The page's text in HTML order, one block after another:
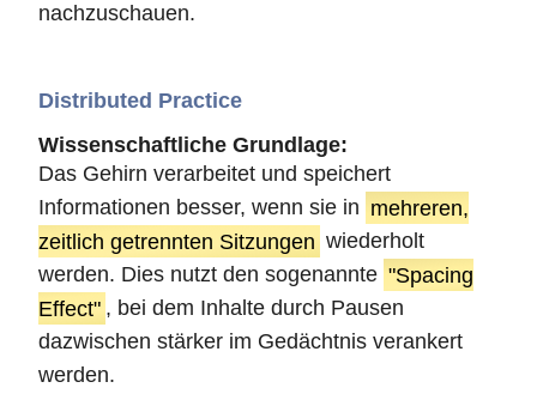
nachzuschauen.
Distributed Practice
Wissenschaftliche Grundlage:
Das Gehirn verarbeitet und speichert
Informationen besser, wenn sie in mehreren,
zeitlich getrennten Sitzungen wiederholt
werden. Dies nutzt den sogenannte "Spacing
Effect" , bei dem Inhalte durch Pausen
dazwischen stärker im Gedächtnis verankert
werden.